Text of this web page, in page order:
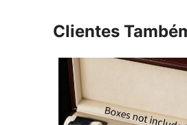
Clientes